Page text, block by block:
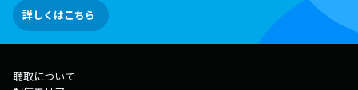
詳しくはこちら
聴取について